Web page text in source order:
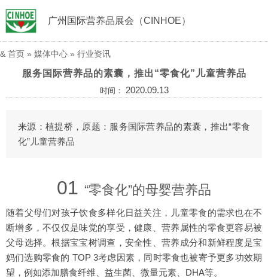
广州国际营养品展会（CINHOE）
& 首页 » 媒体中心 » 行业资讯
服务国际营养品的素囊，推出“零食化”儿童营养品
时间： 2020.09.13
来源：植提桥，原题：服务国际营养品的素囊，推出“零食
化”儿童营养品
01 “零食化”的母婴营养品
随着父母们对孩子饮食多样化日益关注，儿童零食的需求也在不
断增多，不仅仅是味觉的享受，健康、营养属性的零食更容易被
父母选择。根据宝宝树调查，安全性、营养成分和新鲜程度是宝
妈们选购零食的 TOP 3考虑因素，同时零食也被寄予更多功效期
望，例如添加膳食纤维、益生菌、微量元素、DHA等。